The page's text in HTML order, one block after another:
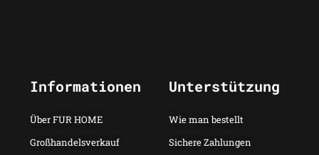
Informationen
Über FUR HOME
Großhandelsverkauf
Unterstützung
Wie man bestellt
Sichere Zahlungen